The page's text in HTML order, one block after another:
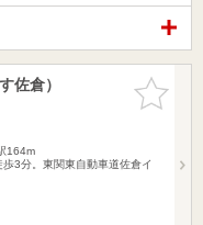
お気に入
りに追加
佐倉）
164m
3分。東関東自動車道佐倉イ